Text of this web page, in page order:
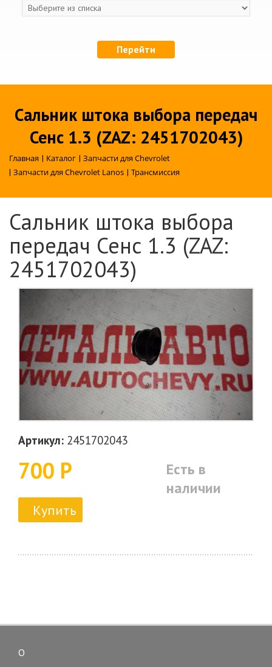
Перейти
Сальник штока выбора передач
Сенс 1.3 (ZAZ: 2451702043)
Главная | Каталог | Запчасти для Chevrolet
| Запчасти для Chevrolet Lanos | Трансмиссия
Сальник штока выбора
передач Сенс 1.3 (ZAZ:
2451702043)
Артикул: 2451702043
700 Р
Есть в
наличии
Купить
О